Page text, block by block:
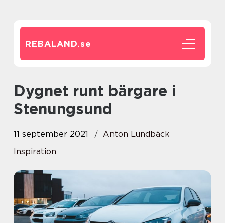
REBALAND.se
Dygnet runt bärgare i
Stenungsund
11 september 2021
Anton Lundbäck
Inspiration